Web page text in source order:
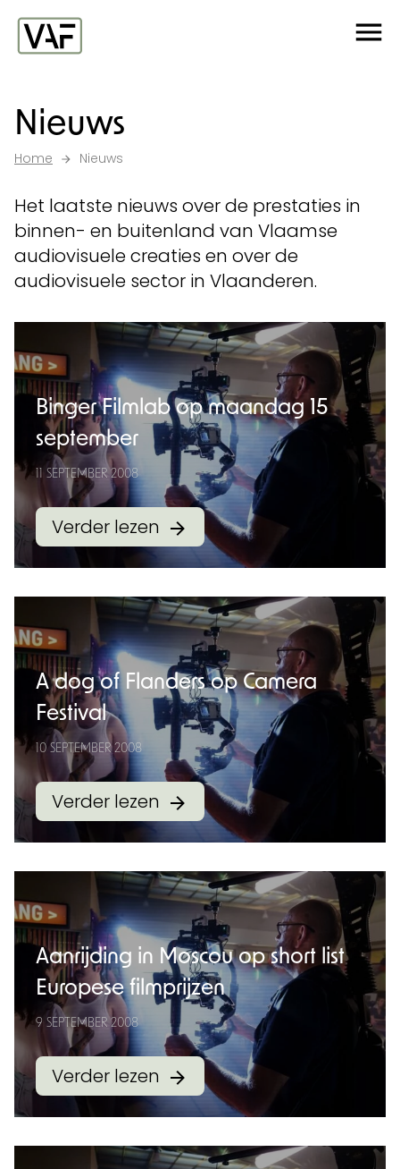
Ga verder naar de inhoud
Nieuws
Home Nieuws
Het laatste nieuws over de prestaties in
binnen- en buitenland van Vlaamse
audiovisuele creaties en over de
audiovisuele sector in Vlaanderen.
Binger Filmlab op maandag 15
september
11 SEPTEMBER 2008
Verder lezen
A dog of Flanders op Camera
Festival
10 SEPTEMBER 2008
Verder lezen
Aanrijding in Moscou op short list
Europese filmprijzen
9 SEPTEMBER 2008
Verder lezen